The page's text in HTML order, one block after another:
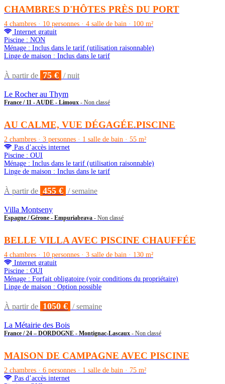
CHAMBRES D'HÔTES PRÈS DU PORT
4 chambres · 10 personnes · 4 salle de bain · 100 m²
Internet gratuit
Piscine : NON
Ménage : Inclus dans le tarif (utilisation raisonnable)
Linge de maison : Inclus dans le tarif
À partir de 75 € / nuit
Le Rocher au Thym
France / 11 - AUDE - Limoux - Non classé
AU CALME, VUE DÉGAGÉE.PISCINE
2 chambres · 3 personnes · 1 salle de bain · 55 m²
Pas d’accès internet
Piscine : OUI
Ménage : Inclus dans le tarif (utilisation raisonnable)
Linge de maison : Inclus dans le tarif
À partir de 455 € / semaine
Villa Montseny
Espagne / Gérone - Empuriabrava - Non classé
BELLE VILLA AVEC PISCINE CHAUFFÉE
4 chambres · 10 personnes · 3 salle de bain · 130 m²
Internet gratuit
Piscine : OUI
Ménage : Forfait obligatoire (voir conditions du propriétaire)
Linge de maison : Option possible
À partir de 1050 € / semaine
La Métairie des Bois
France / 24 – DORDOGNE - Montignac-Lascaux - Non classé
MAISON DE CAMPAGNE AVEC PISCINE
2 chambres · 6 personnes · 1 salle de bain · 75 m²
Pas d’accès internet